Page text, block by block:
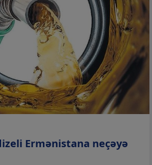
Ermənistana neçəyə